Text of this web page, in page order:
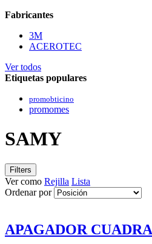
Fabricantes
3M
ACEROTEC
Ver todos
Etiquetas populares
promobticino
promomes
SAMY
Filters
Ver como Rejilla Lista
Ordenar por
APAGADOR